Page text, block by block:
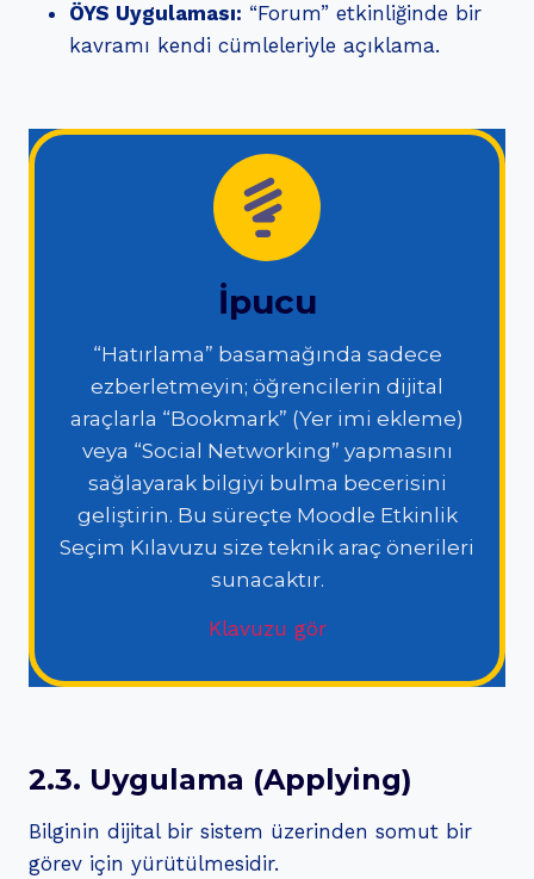
ÖYS Uygulaması: “Forum” etkinliğinde bir
kavramı kendi cümleleriyle açıklama.
İpucu
“Hatırlama” basamağında sadece
ezberletmeyin; öğrencilerin dijital
araçlarla “Bookmark” (Yer imi ekleme)
veya “Social Networking” yapmasını
sağlayarak bilgiyi bulma becerisini
geliştirin. Bu süreçte Moodle Etkinlik
Seçim Kılavuzu size teknik araç önerileri
sunacaktır.
Klavuzu gör
2.3. Uygulama (Applying)
Bilginin dijital bir sistem üzerinden somut bir
görev için yürütülmesidir.